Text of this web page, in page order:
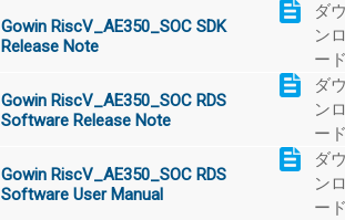
Gowin RiscV_AE350_SOC SDK
Release Note
ダ
ン
ー
Gowin RiscV_AE350_SOC RDS
Software Release Note
ダ
ン
ー
Gowin RiscV_AE350_SOC RDS
Software User Manual
ダ
ン
ー